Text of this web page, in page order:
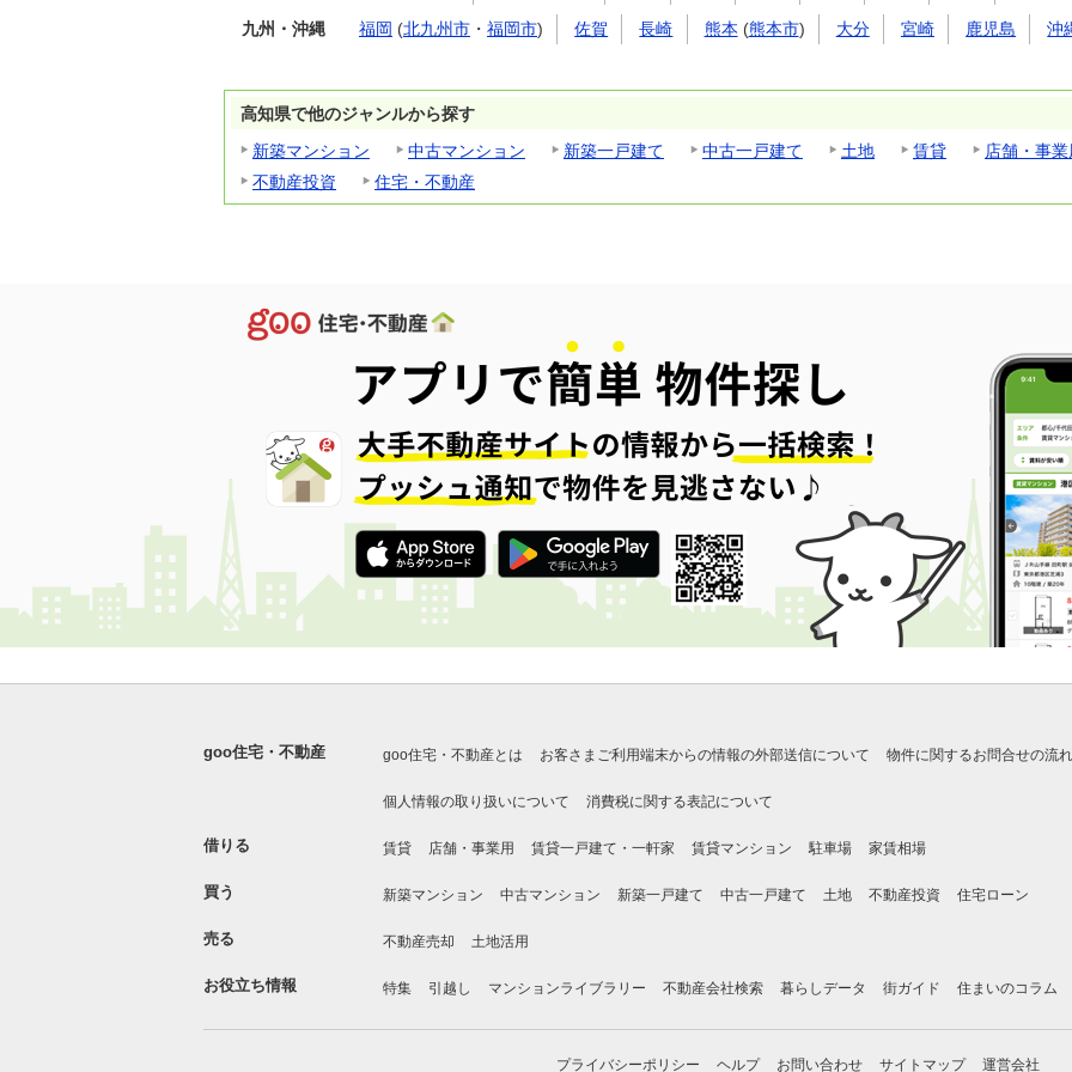
九州・沖縄 福岡 (北九州市 ・ 福岡市) 佐賀 長崎 熊本 (熊本市) 大分 宮崎 鹿児島 沖
高知県で他のジャンルから探す
新築マンション
中古マンション 新築一戸建て 中古一戸建て 土地 賃貸
店舗・事業
不動産投資
住宅・不動産
goo住宅・不動産 goo住宅・不動産とは お客さまご利用端末からの情報の外部送信について 物件に関するお問合せの流れ
個人情報の取り扱いについて 消費税に関する表記について
借りる 賃貸 店舗・事業用 賃貸一戸建て・一軒家 賃貸マンション 駐車場 家賃相場
買う 新築マンション 中古マンション 新築一戸建て 中古一戸建て 土地 不動産投資 住宅ローン
売る 不動産売却 土地活用
お役立ち情報 特集 引越し マンションライブラリー 不動産会社検索 暮らしデータ 街ガイド 住まいのコラム
プライバシーポリシー ヘルプ お問い合わせ サイトマップ 運営会社